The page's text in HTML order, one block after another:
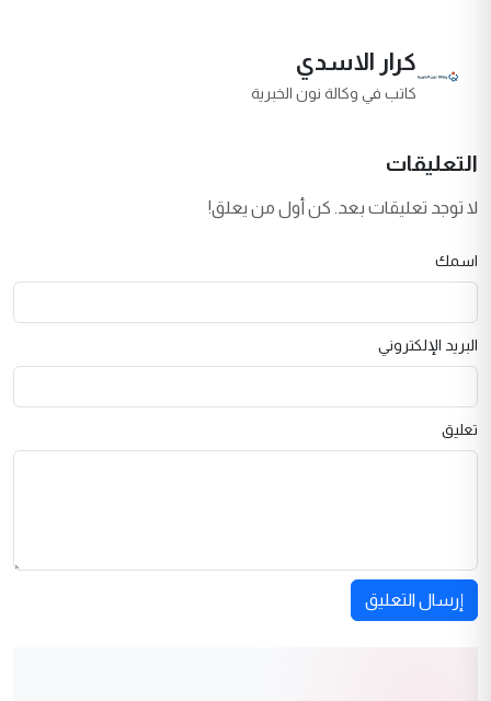
كرار الاسدي
كاتب في وكالة نون الخبرية
التعليقات
لا توجد تعليقات بعد. كن أول من يعلق!
اسمك
البريد الإلكتروني
تعليق
إرسال التعليق